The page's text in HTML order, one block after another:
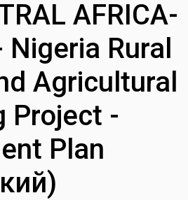
AFRICA-
Rural
Agricultural
Project -
Plan